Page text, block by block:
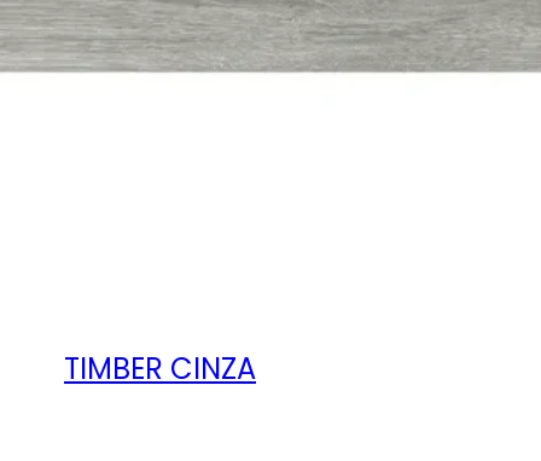
TIMBER CINZA